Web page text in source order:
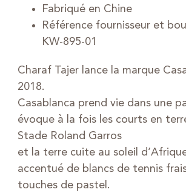
Fabriqué en Chine
Référence fournisseur et
KW-895-01
Charaf Tajer lance la marque
2018.
Casablanca prend vie dans une
évoque à la fois les courts en
Stade Roland Garros
et la terre cuite au soleil
accentué de blancs de tennis
touches de pastel.